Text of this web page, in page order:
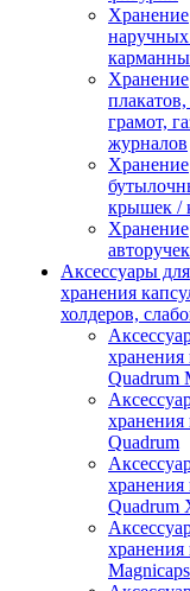
Хранение
Хранение
грамот,
журналов
Хранение
крышек /
Хранение
авторучек
Аксессуары для
хранения
холдеров,
хранения
Quadrum
хранения
Quadrum
хранения
Quadrum
хранения
Magnicaps